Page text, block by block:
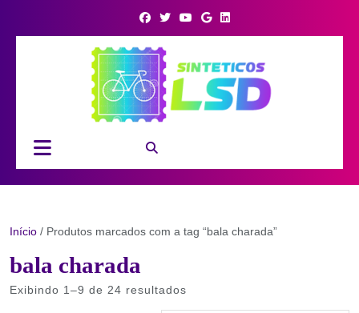
Button
Início / Produtos marcados com a tag “bala charada”
bala charada
Exibindo 1–9 de 24 resultados